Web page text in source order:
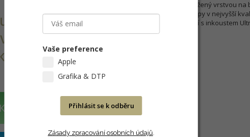
nabízí
výstup ve
KOŠÍKU
reprodukci barev. Papír potažený vrstvou
rozlišením 2880 dpi pro výstupy v nejvyšší
inkousty Epson)- Kompatibilní s inkoustem
fotografický půvab.
Vaše preference
Apple
Grafika & DTP
Přihlásit se k odběru
Zásady zpracování osobních údajů.